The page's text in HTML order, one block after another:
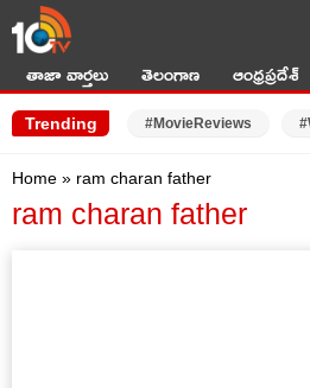
తాజా వార్తలు తెలంగాణ ఆంధ్రప్రదేశ్
Trending #MovieReviews
Home » ram charan father
ram charan father